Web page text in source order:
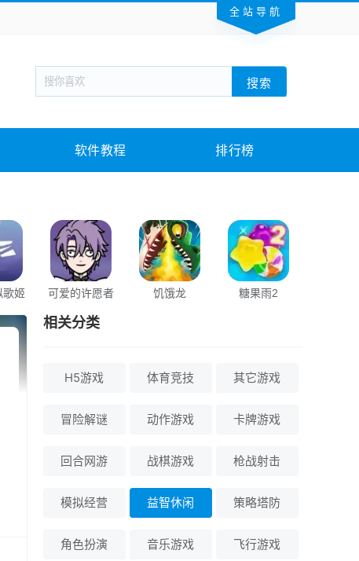
新闻阅读 旅游出行 生活实用
回合网游 战棋游戏 枪战射击
教育教学 游戏娱乐 系统软件 素材下载
全站导航
搜索
软件教程 排行榜
歌姬 可爱的许愿者 饥饿龙 糖果雨2
相关分类
H5游戏 体育竞技 其它游戏
冒险解谜 动作游戏 卡牌游戏
回合网游 战棋游戏 枪战射击
模拟经营 益智休闲 策略塔防
角色扮演 音乐游戏 飞行游戏